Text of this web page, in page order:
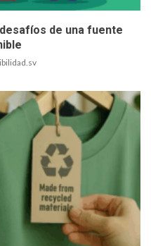
de una fuente